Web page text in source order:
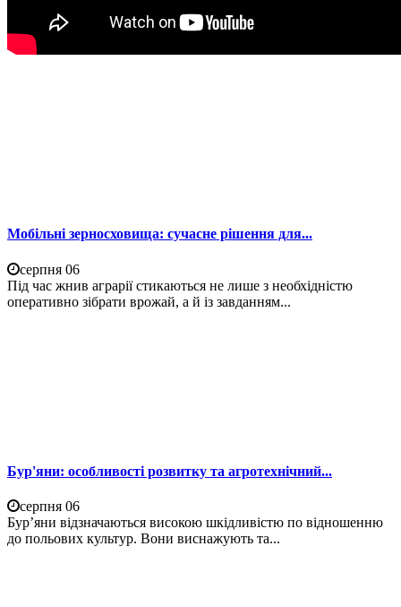
Мобільні зерносховища: сучасне рішення для...
серпня 06
Під час жнив аграрії стикаються не лише з необхідністю
оперативно зібрати врожай, а й із завданням...
Бур'яни: особливості розвитку та агротехнічний...
серпня 06
Бур’яни відзначаються високою шкідливістю по відношенню
до польових культур. Вони виснажують та...